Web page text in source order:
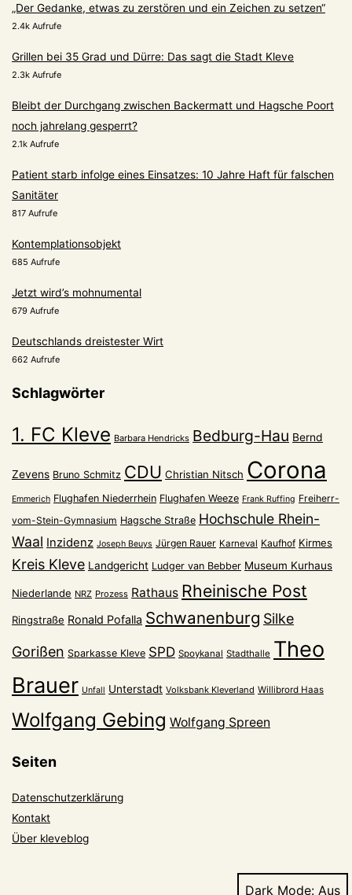
„Der Gedanke, etwas zu zerstören und ein Zeichen zu setzen“
2.4k Aufrufe
Grillen bei 35 Grad und Dürre: Das sagt die Stadt Kleve
2.3k Aufrufe
Bleibt der Durchgang zwischen Backermatt und Hagsche Poort
noch jahrelang gesperrt?
2.1k Aufrufe
Patient starb infolge eines Einsatzes: 10 Jahre Haft für falschen
Sanitäter
817 Aufrufe
Kontemplationsobjekt
685 Aufrufe
Jetzt wird’s mohnumental
679 Aufrufe
Deutschlands dreistester Wirt
662 Aufrufe
Schlagwörter
1. FC Kleve Barbara Hendricks Bedburg-Hau Bernd
Zevens Bruno Schmitz CDU Christian Nitsch Corona
Emmerich Flughafen Niederrhein Flughafen Weeze Frank Ruffing Freiherr-
vom-Stein-Gymnasium Hagsche Straße Hochschule Rhein-
Waal Inzidenz Joseph Beuys Jürgen Rauer Karneval Kaufhof Kirmes
Kreis Kleve Landgericht Ludger van Bebber Museum Kurhaus
Niederlande NRZ Prozess Rathaus Rheinische Post
Ringstraße Ronald Pofalla Schwanenburg Silke
Gorißen Sparkasse Kleve SPD Spoykanal Stadthalle Theo
Brauer Unfall Unterstadt Volksbank Kleverland Willibrord Haas
Wolfgang Gebing Wolfgang Spreen
Seiten
Datenschutzerklärung
Kontakt
Über kleveblog
Dark Mode: